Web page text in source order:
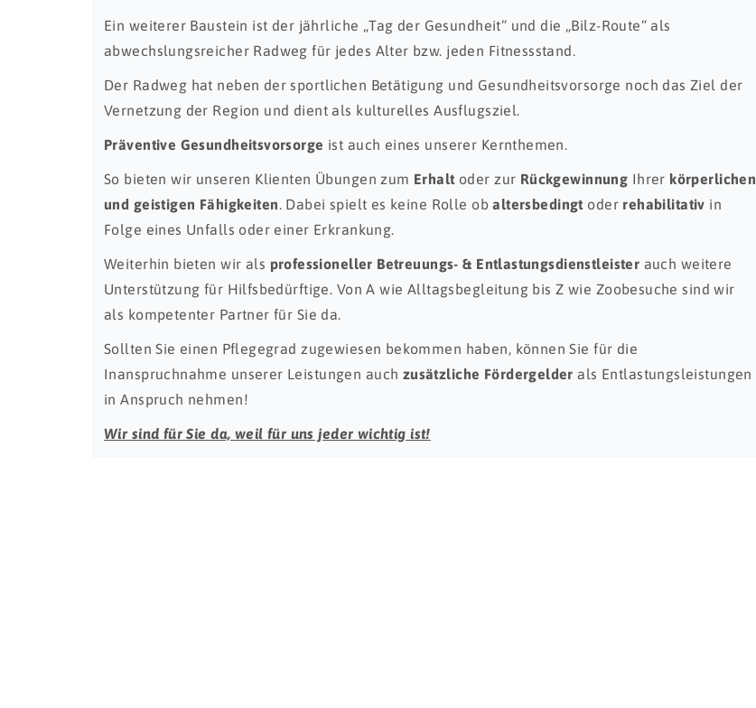
Ein weiterer Baustein ist der jährliche „Tag der Gesundheit“ und die „Bilz-Route“ als
abwechslungsreicher Radweg für jedes Alter bzw. jeden Fitnessstand.
Der Radweg hat neben der sportlichen Betätigung und Gesundheitsvorsorge noch das Ziel der
Vernetzung der Region und dient als kulturelles Ausflugsziel.
Präventive Gesundheitsvorsorge ist auch eines unserer Kernthemen.
So bieten wir unseren Klienten Übungen zum Erhaltoder zur Rückgewinnung Ihrer körperlichen
und geistigen Fähigkeiten. Dabei spielt es keine Rolle obaltersbedingtoder rehabilitativ in
Folge eines Unfalls oder einer Erkrankung.
Weiterhin bieten wir als professioneller Betreuungs- & Entlastungsdienstleister auch weitere
Unterstützung für Hilfsbedürftige. Von A wie Alltagsbegleitung bis Z wie Zoobesuche sind wir
als kompetenter Partner für Sie da.
Sollten Sie einen Pflegegrad zugewiesen bekommen haben, können Sie für die
Inanspruchnahme unserer Leistungen auch zusätzliche Fördergelder als Entlastungsleistungen
in Anspruch nehmen!
Wir sind für Sie da, weil für uns jeder wichtig ist!